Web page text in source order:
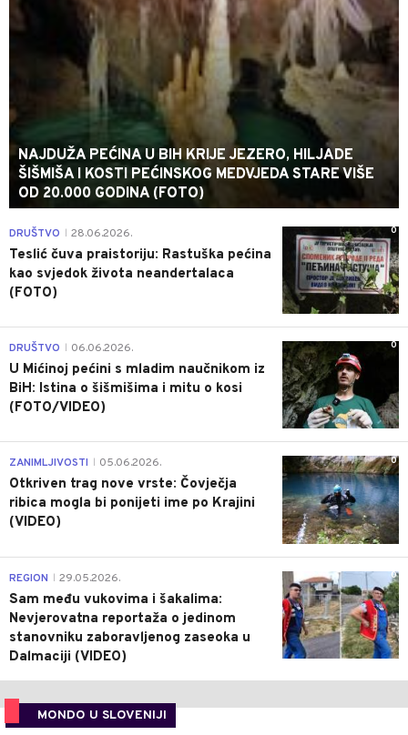
NAJDUŽA PEĆINA U BIH KRIJE JEZERO, HILJADE
ŠIŠMIŠA I KOSTI PEĆINSKOG MEDVJEDA STARE VIŠE
OD 20.000 GODINA (FOTO)
0
DRUŠTVO 28.06.2026.
Teslić čuva praistoriju: Rastuška pećina
kao svjedok života neandertalaca
(FOTO)
0
DRUŠTVO 06.06.2026.
U Mićinoj pećini s mladim naučnikom iz
BiH: Istina o šišmišima i mitu o kosi
(FOTO/VIDEO)
0
ZANIMLJIVOSTI 05.06.2026.
Otkriven trag nove vrste: Čovječja
ribica mogla bi ponijeti ime po Krajini
(VIDEO)
0
REGION 29.05.2026.
Sam među vukovima i šakalima:
Nevjerovatna reportaža o jedinom
stanovniku zaboravljenog zaseoka u
Dalmaciji (VIDEO)
MONDO U SLOVENIJI